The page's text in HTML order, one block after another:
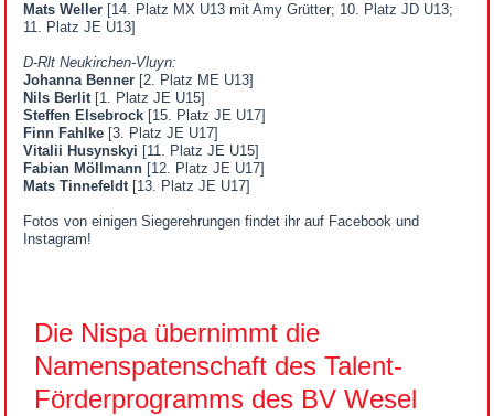
Mats Weller [14. Platz MX U13 mit Amy Grütter; 10. Platz JD U13;
11. Platz JE U13]
D-Rlt Neukirchen-Vluyn:
Johanna Benner [2. Platz ME U13]
Nils Berlit[1. Platz JE U15]
Steffen Elsebrock [15. Platz JE U17]
Finn Fahlke [3. Platz JE U17]
Vitalii Husynskyi [11. Platz JE U15]
Fabian Möllmann [12. Platz JE U17]
Mats Tinnefeldt[13. Platz JE U17]
Fotos von einigen Siegerehrungen findet ihr auf Facebook und
Instagram!
Die Nispa übernimmt die
Namenspatenschaft des Talent-
Förderprogramms des BV Wesel